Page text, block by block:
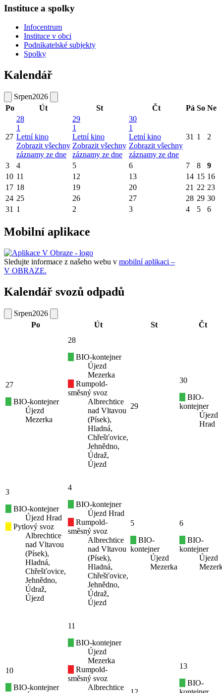
Instituce a spolky
Infocentrum
Instituce v obci
Podnikatelské subjekty
Spolky
Kalendář
Srpen2026
Po
Út St Čt Pá So Ne
27
28
1
Letní kino
Zobrazit všechny
záznamy ze dne
29
1
Letní kino
Zobrazit všechny
záznamy ze dne
30
1
Letní kino
Zobrazit všechny
záznamy ze dne
31 1 2
3 4 5 6 7 8
9
10 11 12 13 14 15 16
17 18 19 20 21 22 23
24 25 26 27 28 29 30
31 1 2 3 4 5 6
Mobilní aplikace
Sledujte informace z našeho webu v mobilní aplikaci –
V OBRAZE.
Kalendář svozů odpadů
Srpen2026
Po
Út St Čt
27
BIO-kontejner
Újezd
Mezerka
28
BIO-kontejner
Újezd
Mezerka
Rumpold-
směsný svoz
Albrechtice
nad Vltavou
(Písek),
Hladná,
Chřešťovice,
Jehnědno,
Údraž,
Újezd
29
30
BIO-
kontejner
Újezd
Hrad
3
BIO-kontejner
Újezd Hrad
Pytlový svoz
Albrechtice
nad Vltavou
(Písek),
Hladná,
Chřešťovice,
Jehnědno,
Údraž,
Újezd
4
BIO-kontejner
Újezd Hrad
Rumpold-
směsný svoz
Albrechtice
nad Vltavou
(Písek),
Hladná,
Chřešťovice,
Jehnědno,
Údraž,
Újezd
5
BIO-
kontejner
Újezd
Mezerka
6
BIO-
kontejner
Újezd
10
BIO-kontejner
11
BIO-kontejner
Újezd
Mezerka
Rumpold-
směsný svoz
Albrechtice
13
BIO-